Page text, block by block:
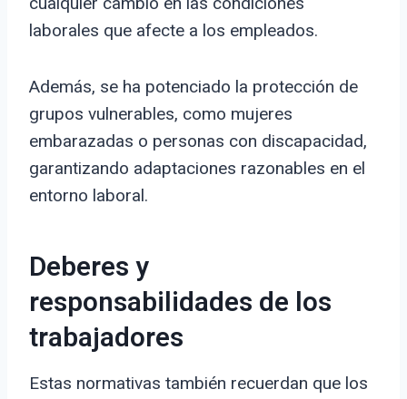
laborales que afecte a los empleados.
Además, se ha potenciado la protección de
grupos vulnerables, como mujeres
embarazadas o personas con discapacidad,
garantizando adaptaciones razonables en el
entorno laboral.
Deberes y
responsabilidades de los
trabajadores
Estas normativas también recuerdan que los